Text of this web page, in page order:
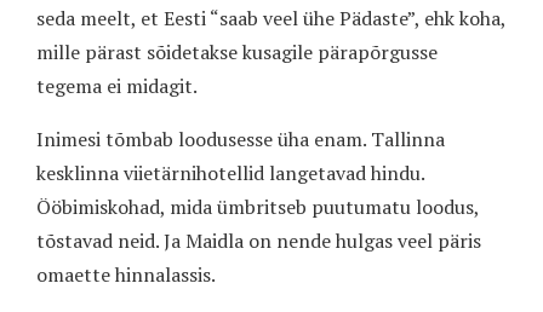
seda meelt, et Eesti “saab veel ühe Pädaste”, ehk koha,
mille pärast sõidetakse kusagile pärapõrgusse
tegema ei midagit.
Inimesi tõmbab loodusesse üha enam. Tallinna
kesklinna viietärnihotellid langetavad hindu.
Ööbimiskohad, mida ümbritseb puutumatu loodus,
tõstavad neid. Ja Maidla on nende hulgas veel päris
omaette hinnalassis.